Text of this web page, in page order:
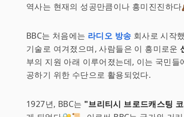
역사는 현재의 성공만큼이나 흥미진진하
BBC는 처음에는 라디오 방송 회사로 시작
기술로 여겨졌으며, 사람들은 이 흥미로운
부의 지원 아래 이루어졌는데, 이는 국민
공하기 위한 수단으로 활용되었다.
1927년, BBC는 "브리티시 브로드캐스팅